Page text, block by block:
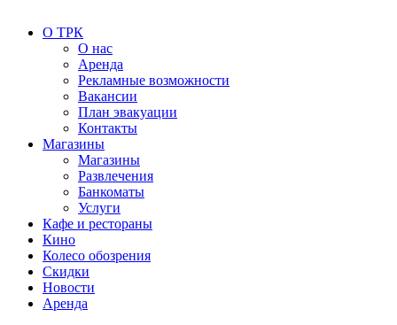
О ТРК
О нас
Аренда
Рекламные возможности
Вакансии
План эвакуации
Контакты
Магазины
Магазины
Развлечения
Банкоматы
Услуги
Кафе и рестораны
Кино
Колесо обозрения
Скидки
Новости
Аренда